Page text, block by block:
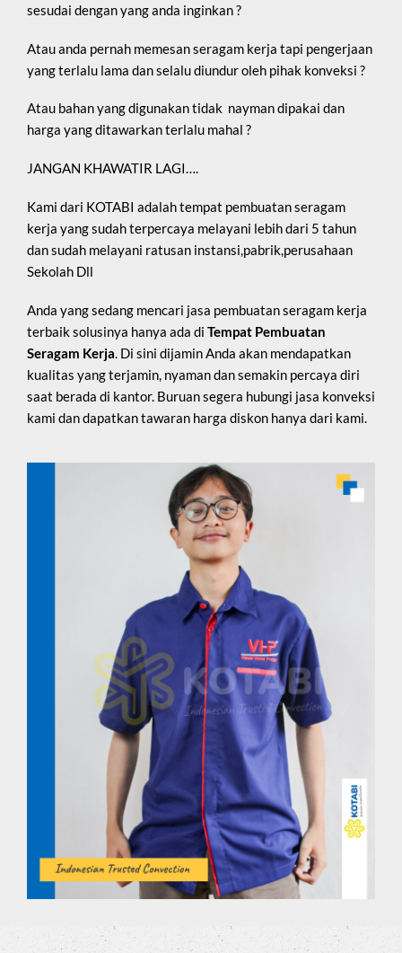
sesudai dengan yang anda inginkan ?
Atau anda pernah memesan seragam kerja tapi pengerjaan
yang terlalu lama dan selalu diundur oleh pihak konveksi ?
Atau bahan yang digunakan tidak nayman dipakai dan
harga yang ditawarkan terlalu mahal ?
JANGAN KHAWATIR LAGI….
Kami dari KOTABI adalah tempat pembuatan seragam
kerja yang sudah terpercaya melayani lebih dari 5 tahun
dan sudah melayani ratusan instansi,pabrik,perusahaan
Sekolah Dll
Anda yang sedang mencari jasa pembuatan seragam kerja
terbaik solusinya hanya ada di Tempat Pembuatan
Seragam Kerja. Di sini dijamin Anda akan mendapatkan
kualitas yang terjamin, nyaman dan semakin percaya diri
saat berada di kantor. Buruan segera hubungi jasa konveksi
kami dan dapatkan tawaran harga diskon hanya dari kami.